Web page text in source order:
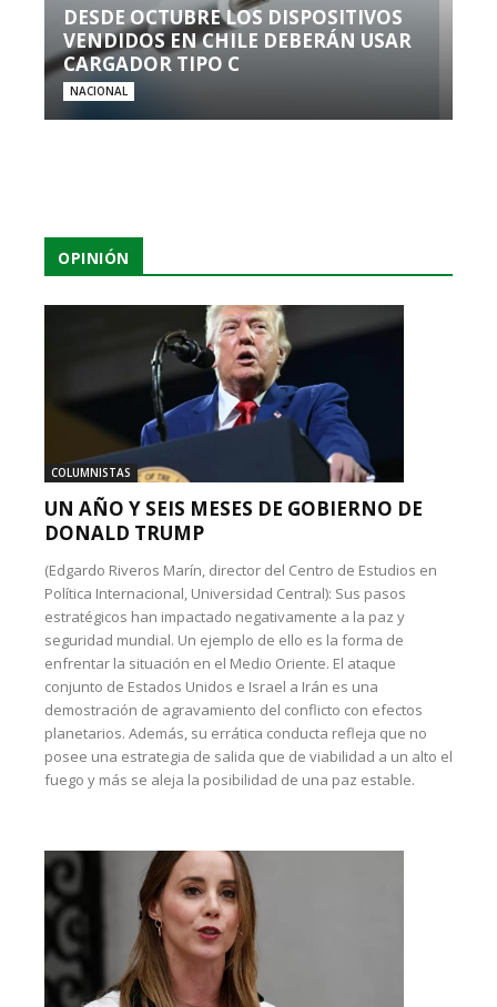
DESDE OCTUBRE LOS DISPOSITIVOS
VENDIDOS EN CHILE DEBERÁN USAR
CARGADOR TIPO C
NACIONAL
OPINIÓN
COLUMNISTAS
UN AÑO Y SEIS MESES DE GOBIERNO DE
DONALD TRUMP
(Edgardo Riveros Marín, director del Centro de Estudios en
Política Internacional, Universidad Central): Sus pasos
estratégicos han impactado negativamente a la paz y
seguridad mundial. Un ejemplo de ello es la forma de
enfrentar la situación en el Medio Oriente. El ataque
conjunto de Estados Unidos e Israel a Irán es una
demostración de agravamiento del conflicto con efectos
planetarios. Además, su errática conducta refleja que no
posee una estrategia de salida que de viabilidad a un alto el
fuego y más se aleja la posibilidad de una paz estable.